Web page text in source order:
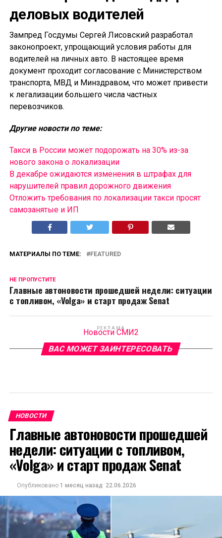
деловых водителей
Зампред Госдумы Сергей Лисовский разработал
законопроект, упрощающий условия работы для
водителей на личных авто. В настоящее время
документ проходит согласование с Министерством
транспорта, МВД и Минздравом, что может привести
к легализации большего числа частных
перевозчиков.
Другие новости по теме:
Такси в России может подорожать на 30% из-за
нового закона о локализации
В декабре ожидаются изменения в штрафах для
нарушителей правил дорожного движения
Отложить требования по локализации такси просят
самозанятые и ИП
МАТЕРИАЛЫ ПО ТЕМЕ: FEATURED
НЕ ПРОПУСТИТЕ
Главные автоновости прошедшей недели: ситуации
с топливом, «Volga» и старт продаж Senat
РЕКЛАМА
Новости СМИ2
ВАС МОЖЕТ ЗАИНТЕРЕСОВАТЬ
НОВОСТИ
Главные автоновости прошедшей
недели: ситуации с топливом,
«Volga» и старт продаж Senat
Опубликовано 1 месяц назад 22.06.2026